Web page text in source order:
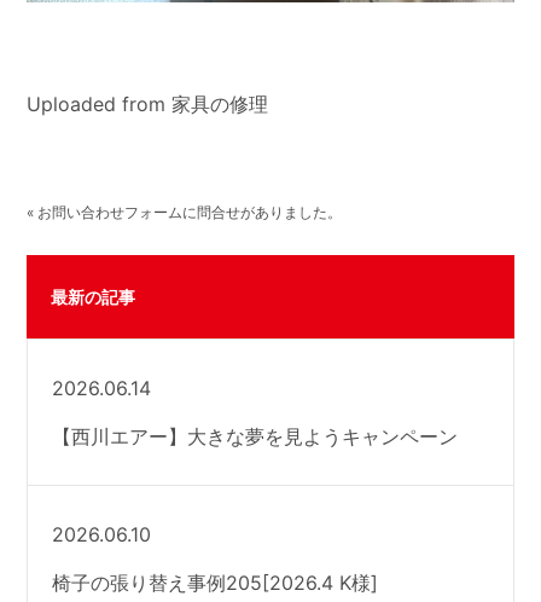
Uploaded from 家具の修理
« お問い合わせフォームに問合せがありました。
最新の記事
2026.06.14
【西川エアー】大きな夢を見ようキャンペーン
2026.06.10
椅子の張り替え事例205[2026.4 K様]